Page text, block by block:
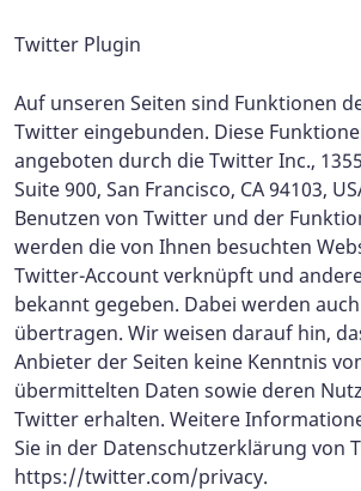
Twitter Plugin
Auf unseren Seiten sind Funktionen
Twitter eingebunden. Diese
angeboten durch die Twitter Inc.,
Suite 900, San Francisco, CA 94103,
Benutzen von Twitter und der
werden die von Ihnen besuchten
Twitter-Account verknüpft und
bekannt gegeben. Dabei werden
übertragen. Wir weisen darauf hin,
Anbieter der Seiten keine Kenntnis
übermittelten Daten sowie deren
Twitter erhalten. Weitere
Sie in der Datenschutzerklärung von
https://twitter.com/privacy.